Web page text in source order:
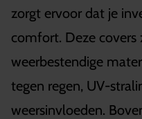
zorgt ervoor dat je
comfort. Deze covers
weerbestendige
tegen regen, UV-
weersinvloeden.